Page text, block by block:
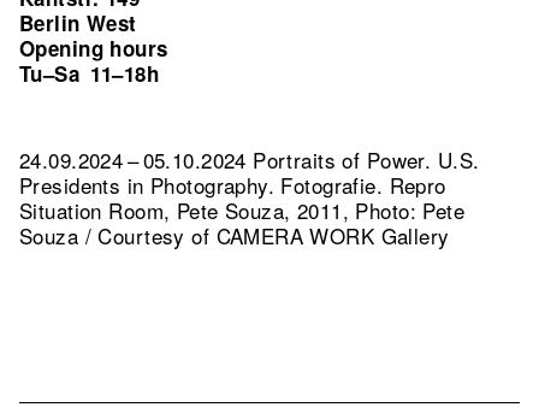
Berlin West
Opening hours
Tu–Sa 11–18h
24.09.2024 – 05.10.2024 Portraits of Power. U.S.
Presidents in Photography. Fotografie. Repro
Situation Room, Pete Souza, 2011, Photo: Pete
Souza / Courtesy of CAMERA WORK Gallery